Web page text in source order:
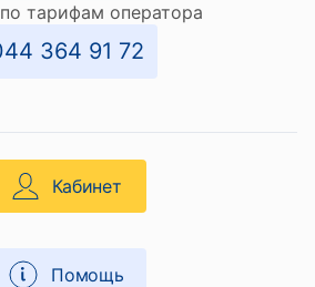
тарифам оператора
364 91 72
Кабинет
Помощь